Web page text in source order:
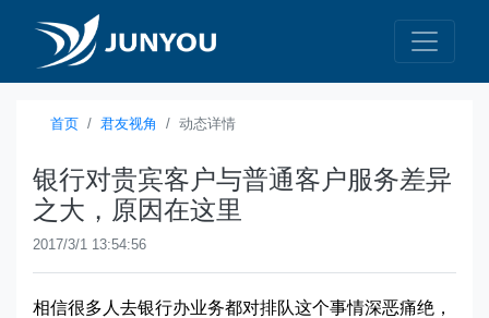
首页 君友视角 动态详情
银行对贵宾客户与普通客户服务差异
之大，原因在这里
2017/3/1 13:54:56
相信很多人去银行办业务都对排队这个事情深恶痛绝，